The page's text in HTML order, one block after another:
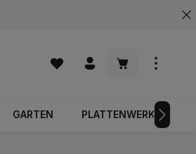
Warenkorb
GARTEN PLATTENWERKSTOFFE